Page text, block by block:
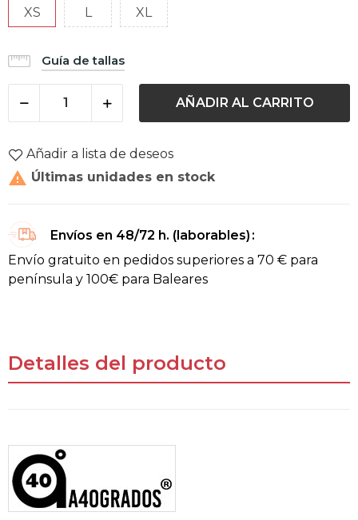
XS L XL
Guía de tallas
AÑADIR AL CARRITO
Añadir a lista de deseos
 Últimas unidades en stock
Envíos en 48/72 h. (laborables)
Envío gratuito en pedidos superiores a 70 € para
península y 100€ para Baleares
Detalles del producto